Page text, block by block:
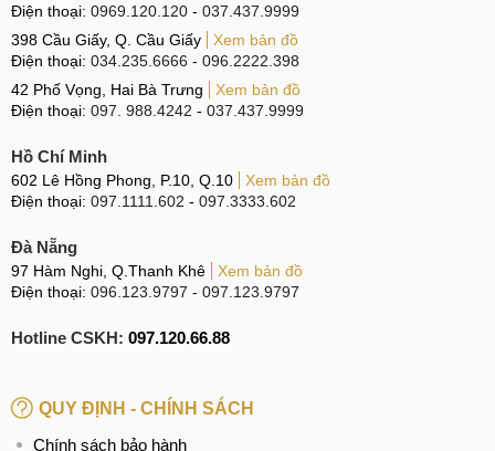
Điện thoại: 0969.120.120 - 037.437.9999
398 Cầu Giấy, Q. Cầu Giấy
Xem bản đồ
Điện thoại: 034.235.6666 - 096.2222.398
42 Phố Vọng, Hai Bà Trưng
Xem bản đồ
Điện thoại: 097. 988.4242 - 037.437.9999
Hồ Chí Minh
602 Lê Hồng Phong, P.10, Q.10
Xem bản đồ
Điện thoại: 097.1111.602 - 097.3333.602
Đà Nẵng
97 Hàm Nghi, Q.Thanh Khê
Xem bản đồ
Điện thoại: 096.123.9797 - 097.123.9797
Hotline CSKH: 097.120.66.88
QUY ĐỊNH - CHÍNH SÁCH
Chính sách bảo hành